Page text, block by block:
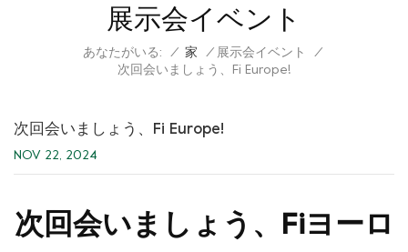
展示会イベント
あなたがいる: / 家 / 展示会イベント
/
次回会いましょう、Fi Europe!
次回会いましょう、Fi Europe!
NOV 22, 2024
次回会いましょう 、Fiヨーロ